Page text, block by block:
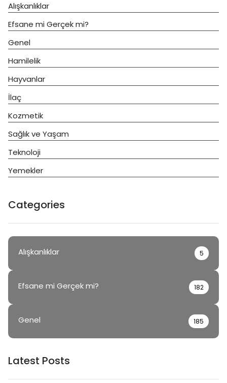
Alışkanlıklar
Efsane mi Gerçek mi?
Genel
Hamilelik
Hayvanlar
İlaç
Kozmetik
Sağlık ve Yaşam
Teknoloji
Yemekler
Categories
Alışkanlıklar 5
Efsane mi Gerçek mi? 182
Genel 185
Latest Posts